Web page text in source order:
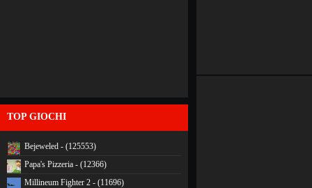
TOP GIOCHI
Bejeweled - (125553)
Papa's Pizzeria - (12366)
Millineum Fighter 2 - (11696)